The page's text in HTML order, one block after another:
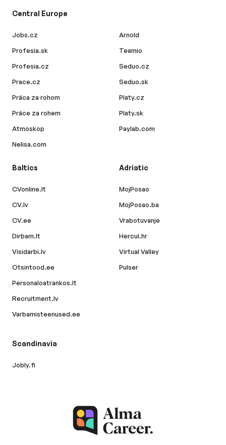
Central Europe
Jobs.cz
Profesia.sk
Profesia.cz
Prace.cz
Práca za rohom
Práce za rohem
Atmoskop
Nelisa.com
Arnold
Teamio
Seduo.cz
Seduo.sk
Platy.cz
Platy.sk
Paylab.com
Baltics
CVonline.lt
CV.lv
CV.ee
Dirbam.lt
Visidarbi.lv
Otsintood.ee
Personaloatrankos.lt
Recruitment.lv
Varbamisteenused.ee
Adriatic
MojPosao
MojPosao.ba
Vrabotuvanje
Hercul.hr
Virtual Valley
Pulser
Scandinavia
Jobly.fi